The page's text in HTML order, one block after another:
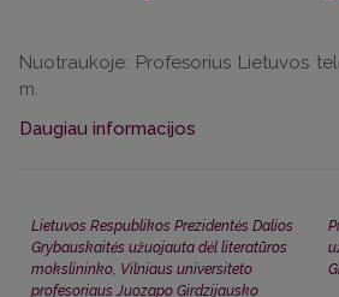
Nuotraukoje: Profesorius Lietuvos
m.
Daugiau informacijos
Lietuvos Respublikos Prezidentės Dalios
Grybauskaitės užuojauta dėl literatūros
mokslininko, Vilniaus universiteto
profesoriaus Juozapo Girdzijausko